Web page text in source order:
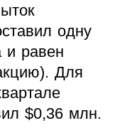
одну
и равен
Для
$0,36 млн.